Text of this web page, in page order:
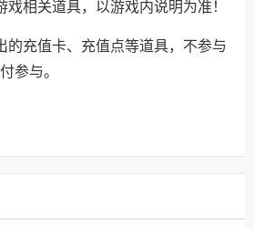
相关道具，以游戏内说明为准！
充值卡、充值点等道具，不参与
参与。